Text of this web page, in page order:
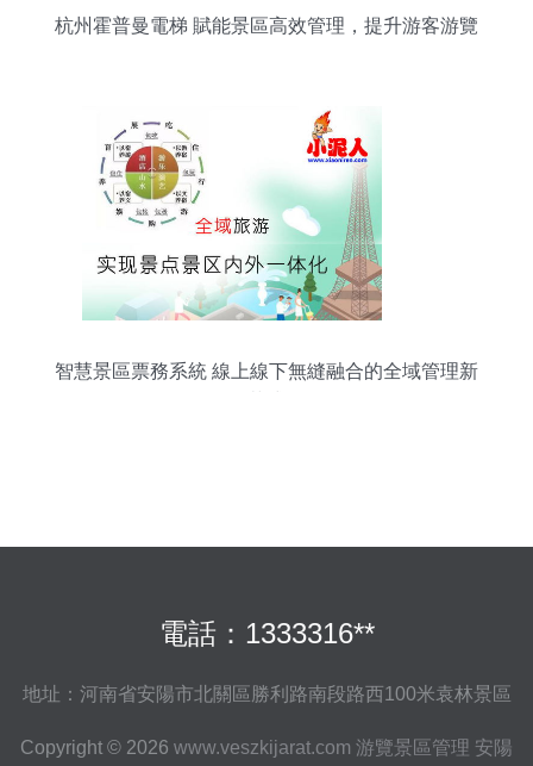
杭州霍普曼電梯 賦能景區高效管理，提升游客游覽
智慧景區票務系統 線上線下無縫融合的全域管理新
電話：1333316**
地址：河南省安陽市北關區勝利路南段路西100米袁林景區
Copyright © 2026 www.veszkijarat.com 游覽景區管理 安陽